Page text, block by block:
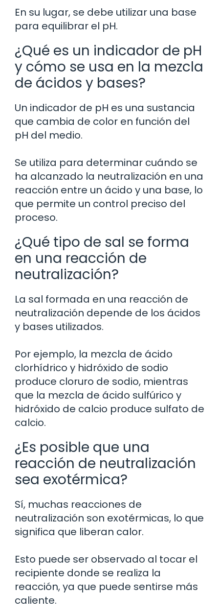
En su lugar, se debe utilizar una base
para equilibrar el pH.
¿Qué es un indicador de pH
y cómo se usa en la mezcla
de ácidos y bases?
Un indicador de pH es una sustancia
que cambia de color en función del
pH del medio.
Se utiliza para determinar cuándo se
ha alcanzado la neutralización en una
reacción entre un ácido y una base, lo
que permite un control preciso del
proceso.
¿Qué tipo de sal se forma
en una reacción de
neutralización?
La sal formada en una reacción de
neutralización depende de los ácidos
y bases utilizados.
Por ejemplo, la mezcla de ácido
clorhídrico y hidróxido de sodio
produce cloruro de sodio, mientras
que la mezcla de ácido sulfúrico y
hidróxido de calcio produce sulfato de
calcio.
¿Es posible que una
reacción de neutralización
sea exotérmica?
Sí, muchas reacciones de
neutralización son exotérmicas, lo que
significa que liberan calor.
Esto puede ser observado al tocar el
recipiente donde se realiza la
reacción, ya que puede sentirse más
caliente.